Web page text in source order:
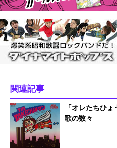
関連記事
「オレたちひ
歌の数々